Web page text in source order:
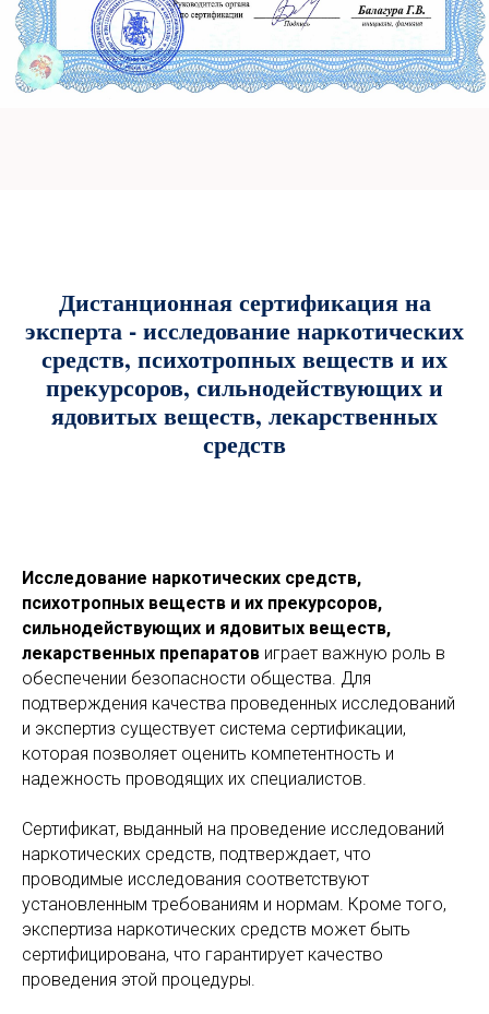
Дистанционная сертификация на
эксперта - исследование наркотических
средств, психотропных веществ и их
прекурсоров, сильнодействующих и
ядовитых веществ, лекарственных
средств
Исследование наркотических средств,
психотропных веществ и их прекурсоров,
сильнодействующих и ядовитых веществ,
лекарственных препаратов играет важную роль в
обеспечении безопасности общества. Для
подтверждения качества проведенных исследований
и экспертиз существует система сертификации,
которая позволяет оценить компетентность и
надежность проводящих их специалистов.
Сертификат, выданный на проведение исследований
наркотических средств, подтверждает, что
проводимые исследования соответствуют
установленным требованиям и нормам. Кроме того,
экспертиза наркотических средств может быть
сертифицирована, что гарантирует качество
проведения этой процедуры.